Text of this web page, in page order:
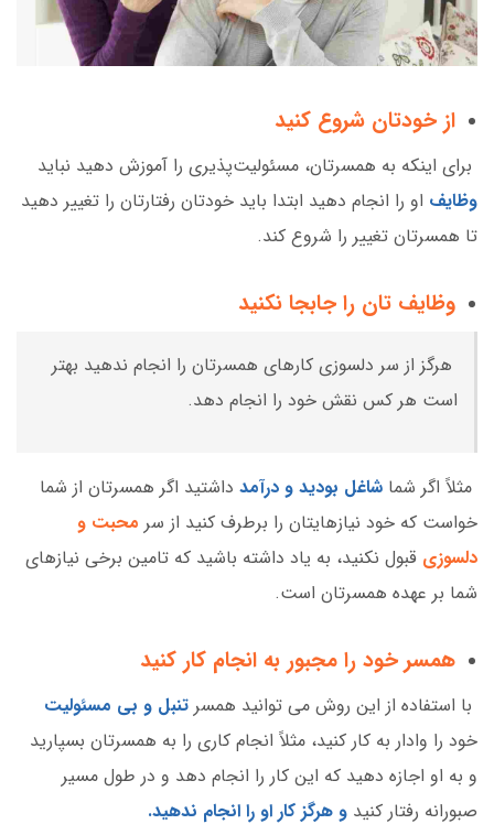
از خودتان شروع کنید
برای اینکه به همسرتان، مسئولیت‌پذیری را آموزش دهید نباید
وظایف او را انجام دهید ابتدا باید خودتان رفتارتان را تغییر دهید
تا همسرتان تغییر را شروع کند.
وظایف تان را جابجا نکنید
هرگز از سر دلسوزی کارهای همسرتان را انجام ندهید بهتر
است هر کس نقش خود را انجام دهد.
مثلاً اگر شما شاغل بودید و درآمد داشتید اگر همسرتان از شما
خواست که خود نیازهایتان را برطرف کنید از سر محبت و
دلسوزی قبول نکنید، به یاد داشته باشید که تامین برخی نیازهای
شما بر عهده همسرتان است.
همسر خود را مجبور به انجام کار کنید
با استفاده از این روش می توانید همسر تنبل و بی مسئولیت
خود را وادار به کار کنید، مثلاً انجام کاری را به همسرتان بسپارید
و به او اجازه دهید که این کار را انجام دهد و در طول مسیر
صبورانه رفتار کنید و هرگز کار او را انجام ندهید.